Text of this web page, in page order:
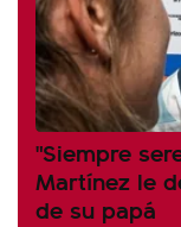
"Siempre
Martínez le
de su papá